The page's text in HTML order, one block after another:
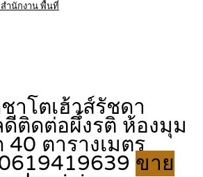
ำนักงาน พื้นที่
าโตเฮ้าส์รัชดา
ดีติดต่อผึ้งรติ ห้องมุม
ตารางเมตร
ขาย